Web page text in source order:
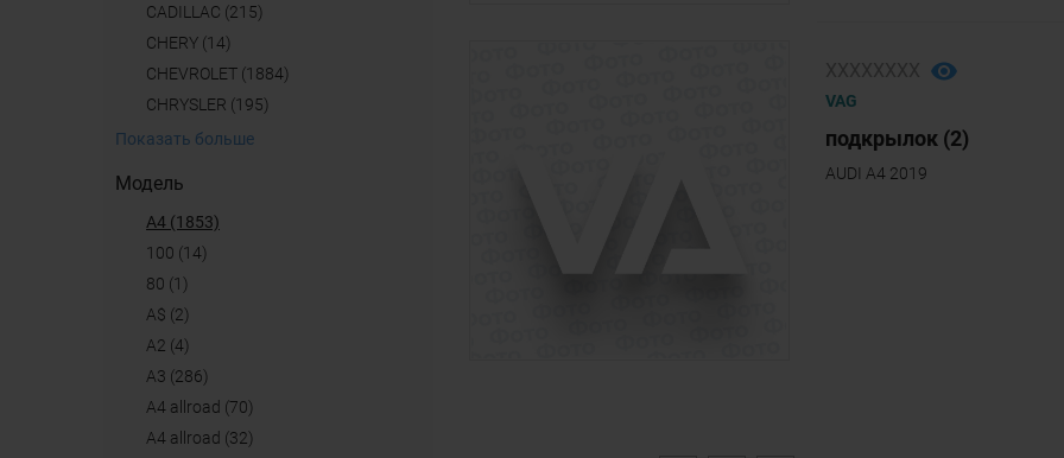
CADILLAC (215)
CHERY (14)
CHEVROLET (1884)
CHRYSLER (195)
Показать больше
Модель
A4 (1853)
100 (14)
80 (1)
A$ (2)
A2 (4)
A3 (286)
A4 allroad (70)
a4 allroad (32)
VAG
подкрылок (2)
AUDI A4 2019